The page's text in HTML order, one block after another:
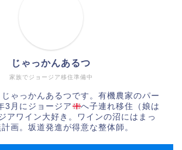
家族でジョージア移住準備中
じゃっかんあるつ
ゃっかんあるつです。有機農家のパー
3月にジョージア
へ子連れ移住（娘は
アワイン大好き。ワインの沼にはまっ
計画。坂道発進が得意な整体師。